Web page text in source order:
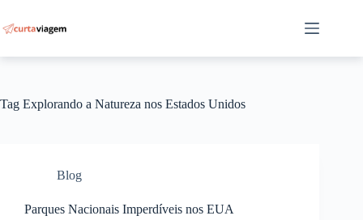
para
o
Tag Explorando a Natureza nos Estados Unidos
Blog
Parques Nacionais Imperdíveis nos EUA